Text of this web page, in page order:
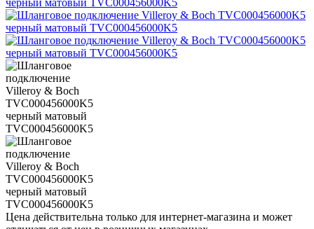
Цена действительна только для интернет-магазина и может